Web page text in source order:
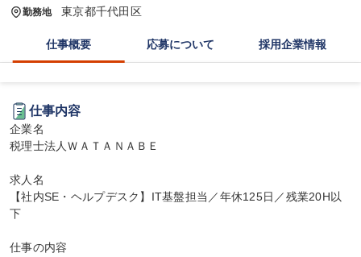
勤務地 東京都千代田区
仕事概要 応募について 採用企業情報
仕事内容
企業名
税理士法人ＷＡＴＡＮＡＢＥ
求人名
【社内SE・ヘルプデスク】IT基盤担当／年休125日／残業20H以
下
仕事の内容